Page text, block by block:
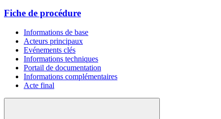
Fiche de procédure
Informations de base
Acteurs principaux
Evénements clés
Informations techniques
Portail de documentation
Informations complémentaires
Acte final